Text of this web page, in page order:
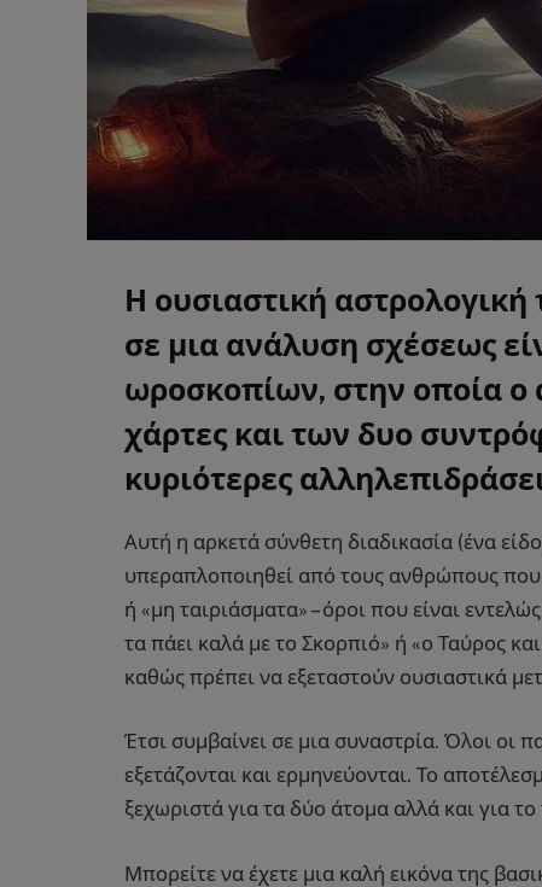
Η ουσιαστική αστρολογική
σε μια ανάλυση σχέσεως
ωροσκοπίων, στην οποία ο
χάρτες και των δυο
κυριότερες
Αυτή η αρκετά σύνθετη διαδικασία (ένα
υπεραπλοποιηθεί από τους ανθρώπους που
ή «μη ταιριάσματα» – όροι που είναι
τα πάει καλά με το Σκορπιό» ή «ο Ταύρος
καθώς πρέπει να εξεταστούν ουσιαστικά
Έτσι συμβαίνει σε μια συναστρία. Όλοι οι
εξετάζονται και ερμηνεύονται. Το
ξεχωριστά για τα δύο άτομα αλλά και για
Μπορείτε να έχετε μια καλή εικόνα της